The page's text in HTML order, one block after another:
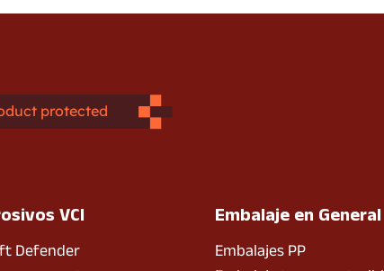
protected
VCI
Defender
Embalaje en General
Embalajes PP